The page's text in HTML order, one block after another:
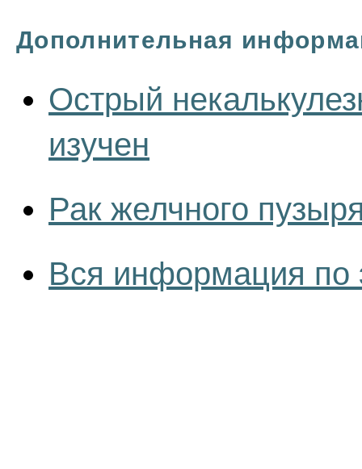
Дополнительная
Острый
изучен
Рак желчного
Вся информация по